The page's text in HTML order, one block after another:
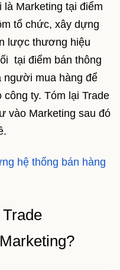
là Marketing tại điểm
tổ chức, xây dựng
lược thương hiệu
tại điểm bán thông
người mua hàng để
ty. Tóm lại Trade
vào Marketing sau đó
hệ thống bán hàng